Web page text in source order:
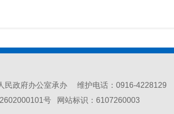
民政府办公室承办 维护电话：0916-4228129
号 网站标识：6107260003